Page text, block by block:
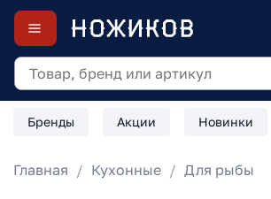
Бренды Акции Новинки
Главная Кухонные Для рыбы